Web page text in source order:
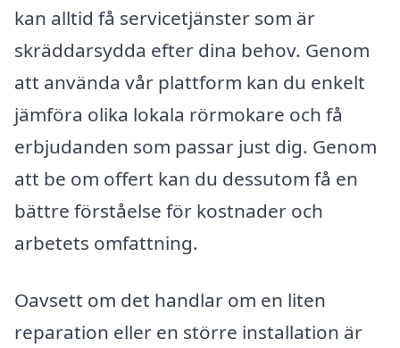
kan alltid få servicetjänster som är
skräddarsydda efter dina behov. Genom
att använda vår plattform kan du enkelt
jämföra olika lokala rörmokare och få
erbjudanden som passar just dig. Genom
att be om offert kan du dessutom få en
bättre förståelse för kostnader och
arbetets omfattning.
Oavsett om det handlar om en liten
reparation eller en större installation är